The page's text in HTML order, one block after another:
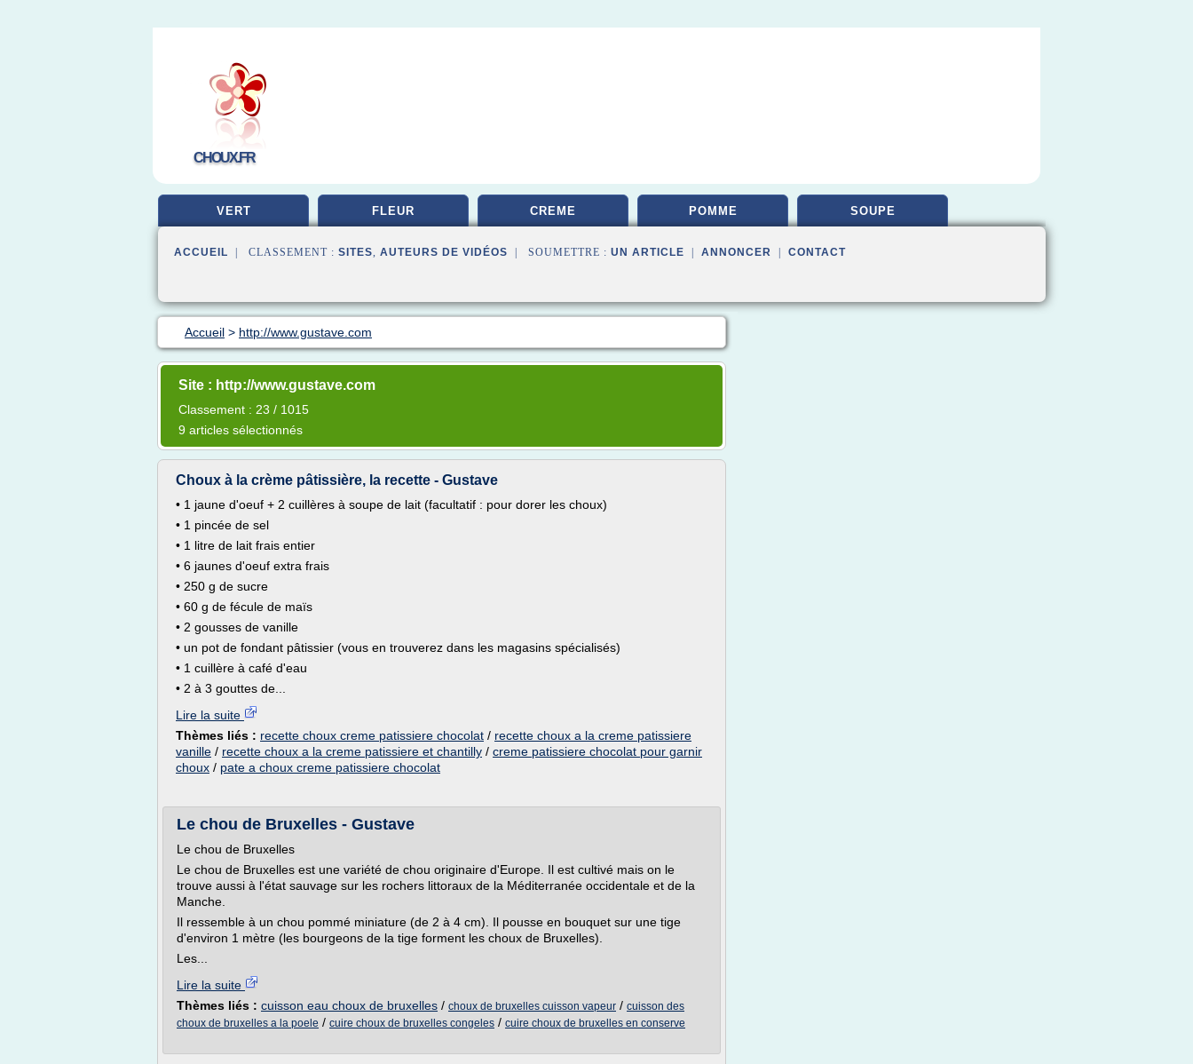
CHOUX.FR
VERT FLEUR CREME POMME SOUPE
ACCUEIL | CLASSEMENT : SITES, AUTEURS DE VIDÉOS | SOUMETTRE : UN ARTICLE ANNONCER CONTACT
Accueil > http://www.gustave.com
Site : http://www.gustave.com
Classement : 23 / 1015
9 articles sélectionnés
Choux à la crème pâtissière, la recette - Gustave
• 1 jaune d'oeuf + 2 cuillères à soupe de lait (facultatif : pour dorer les choux)
• 1 pincée de sel
• 1 litre de lait frais entier
• 6 jaunes d'oeuf extra frais
• 250 g de sucre
• 60 g de fécule de maïs
• 2 gousses de vanille
• un pot de fondant pâtissier (vous en trouverez dans les magasins spécialisés)
• 1 cuillère à café d'eau
• 2 à 3 gouttes de...
Lire la suite
Thèmes liés : recette choux creme patissiere chocolat / recette choux a la creme patissiere
vanille / recette choux a la creme patissiere et chantilly / creme patissiere chocolat pour garnir
choux / pate a choux creme patissiere chocolat
Le chou de Bruxelles - Gustave
Le chou de Bruxelles
Le chou de Bruxelles est une variété de chou originaire d'Europe. Il est cultivé mais on le
trouve aussi à l'état sauvage sur les rochers littoraux de la Méditerranée occidentale et de la
Manche.
Il ressemble à un chou pommé miniature (de 2 à 4 cm). Il pousse en bouquet sur une tige
d'environ 1 mètre (les bourgeons de la tige forment les choux de Bruxelles).
Les...
Lire la suite
Thèmes liés : cuisson eau choux de bruxelles / choux de bruxelles cuisson vapeur / cuisson des
choux de bruxelles a la poele / cuire choux de bruxelles congeles / cuire choux de bruxelles en conserve